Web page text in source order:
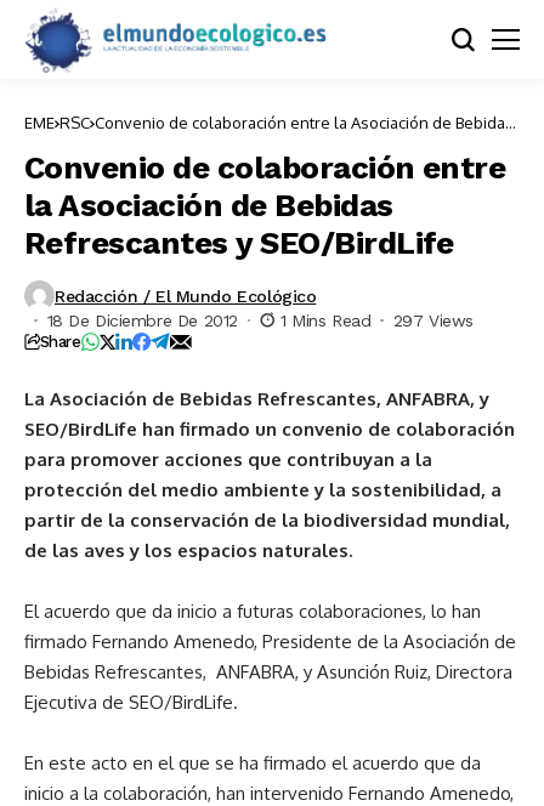
EME RSC Convenio de colaboración entre la Asociación de Bebidas
Convenio de colaboración entre
la Asociación de Bebidas
Refrescantes y SEO/BirdLife
Redacción / El Mundo Ecológico
18 De Diciembre De 2012
1 Mins Read 297 Views
Share
La Asociación de Bebidas Refrescantes, ANFABRA, y
SEO/BirdLife han firmado un convenio de colaboración
para promover acciones que contribuyan a la
protección del medio ambiente y la sostenibilidad, a
partir de la conservación de la biodiversidad mundial,
de las aves y los espacios naturales.
El acuerdo que da inicio a futuras colaboraciones, lo han
firmado Fernando Amenedo, Presidente de la Asociación de
Bebidas Refrescantes, ANFABRA, y Asunción Ruiz, Directora
Ejecutiva de SEO/BirdLife.
En este acto en el que se ha firmado el acuerdo que da
inicio a la colaboración, han intervenido Fernando Amenedo,